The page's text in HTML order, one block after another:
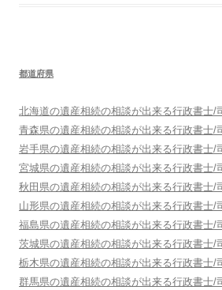
都道府県
北海道の遺産相続の相談が出来る行政書士/
青森県の遺産相続の相談が出来る行政書士/
岩手県の遺産相続の相談が出来る行政書士/
宮城県の遺産相続の相談が出来る行政書士/
秋田県の遺産相続の相談が出来る行政書士/
山形県の遺産相続の相談が出来る行政書士/
福島県の遺産相続の相談が出来る行政書士/
茨城県の遺産相続の相談が出来る行政書士/
栃木県の遺産相続の相談が出来る行政書士/
群馬県の遺産相続の相談が出来る行政書士/